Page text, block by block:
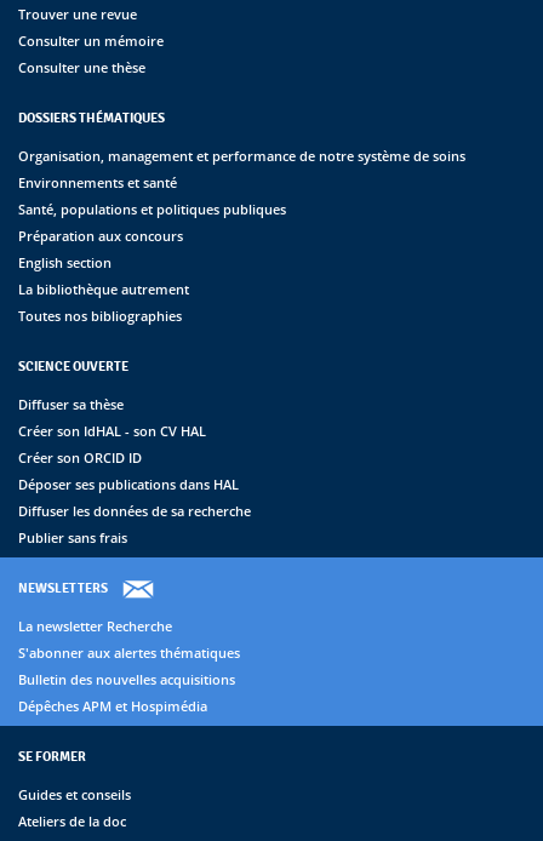
Trouver une revue
Consulter un mémoire
Consulter une thèse
DOSSIERS THÉMATIQUES
Organisation, management et performance de notre système de soins
Environnements et santé
Santé, populations et politiques publiques
Préparation aux concours
English section
La bibliothèque autrement
Toutes nos bibliographies
SCIENCE OUVERTE
Diffuser sa thèse
Créer son IdHAL - son CV HAL
Créer son ORCID ID
Déposer ses publications dans HAL
Diffuser les données de sa recherche
Publier sans frais
NEWSLETTERS
La newsletter Recherche
S'abonner aux alertes thématiques
Bulletin des nouvelles acquisitions
Dépêches APM et Hospimédia
SE FORMER
Guides et conseils
Ateliers de la doc